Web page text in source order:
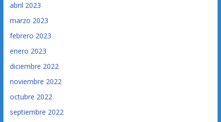
abril 2023
marzo 2023
febrero 2023
enero 2023
diciembre 2022
noviembre 2022
octubre 2022
septiembre 2022